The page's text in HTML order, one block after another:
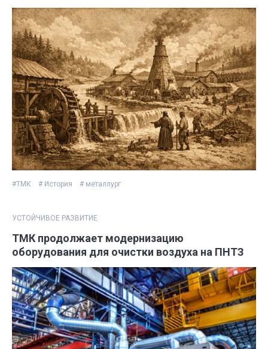
#ТМК # История # металлург
УСТОЙЧИВОЕ РАЗВИТИЕ
ТМК продолжает модернизацию
оборудования для очистки воздуха на ПНТЗ